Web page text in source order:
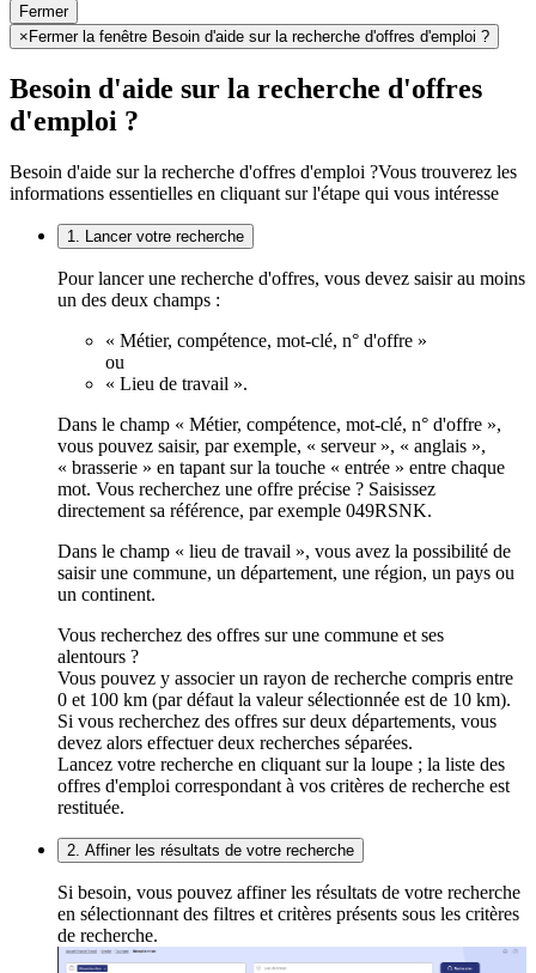
Fermer
× Fermer la fenêtre Besoin d'aide sur la recherche d'offres d'emploi ?
Besoin d'aide sur la recherche d'offres
d'emploi ?
Besoin d'aide sur la recherche d'offres d'emploi ?Vous trouverez les
informations essentielles en cliquant sur l'étape qui vous intéresse
1. Lancer votre recherche
Pour lancer une recherche d'offres, vous devez saisir au moins
un des deux champs :
« Métier, compétence, mot-clé, n° d'offre »
ou
« Lieu de travail ».
Dans le champ « Métier, compétence, mot-clé, n° d'offre »,
vous pouvez saisir, par exemple, « serveur », « anglais »,
« brasserie » en tapant sur la touche « entrée » entre chaque
mot. Vous recherchez une offre précise ? Saisissez
directement sa référence, par exemple 049RSNK.
Dans le champ « lieu de travail », vous avez la possibilité de
saisir une commune, un département, une région, un pays ou
un continent.
Vous recherchez des offres sur une commune et ses
alentours ?
Vous pouvez y associer un rayon de recherche compris entre
0 et 100 km (par défaut la valeur sélectionnée est de 10 km).
Si vous recherchez des offres sur deux départements, vous
devez alors effectuer deux recherches séparées.
Lancez votre recherche en cliquant sur la loupe ; la liste des
offres d'emploi correspondant à vos critères de recherche est
restituée.
2. Affiner les résultats de votre recherche
Si besoin, vous pouvez affiner les résultats de votre recherche
en sélectionnant des filtres et critères présents sous les critères
de recherche.